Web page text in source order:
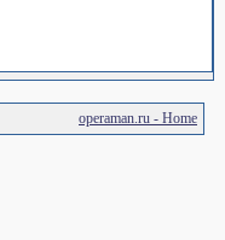
operaman.ru - Home